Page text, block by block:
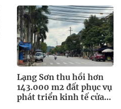
Lạng Sơn thu hồi hơn
143.000 m2 đất phục vụ
phát triển kinh tế cửa